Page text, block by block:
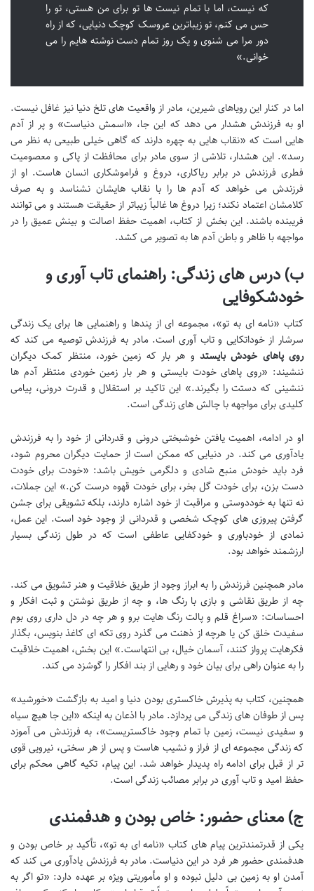
که نیست، اما با تمام نیست ها تو برای من هستی، تو را
حس می کنم، تو زیباترین عروسک کوچک دنیایی، که از راه
دور مرا می شنوی و یک روز تمام دست نوشته هایم را می
خوانی.»
اما در کنار این رویاهای شیرین، مادر از واقعیت های تلخ دنیا نیز غافل نیست.
او به فرزندش هشدار می دهد که این جا، «اسمش دنیاست» و پر از آدم
هایی است که «نقاب هایی به چهره دارند که گاهی خیلی طبیعی به نظر می
رسد». این هشدار، تلاشی از سوی مادر برای محافظت از پاکی و معصومیت
فطری فرزندش در برابر ریاکاری، دروغ و فراموشکاری انسان هاست. او از
فرزندش می خواهد که آدم ها را با نقاب هایشان نشناسد و به صرف
کلامشان اعتماد نکند؛ زیرا دروغ ها غالباً زیباتر از حقیقت هستند و می توانند
فریبنده باشند. این بخش از کتاب، اهمیت حفظ اصالت و بینش عمیق را در
مواجهه با ظاهر و باطن آدم ها به تصویر می کشد.
ب) درس های زندگی: راهنمای تاب آوری و
خودشکوفایی
کتاب «نامه ای به تو»، مجموعه ای از پندها و راهنمایی ها برای یک زندگی
سرشار از خوداتکایی و تاب آوری است. مادر به فرزندش توصیه می کند که
روی پاهای خودش بایستد و هر بار که زمین خورد، منتظر کمک دیگران
ننشیند: «روی پاهای خودت بایستی و هر بار زمین خوردی منتظر آدم ها
ننشینی که دستت را بگیرند.» این تاکید بر استقلال و قدرت درونی، پیامی
کلیدی برای مواجهه با چالش های زندگی است.
او در ادامه، اهمیت یافتن خوشبختی درونی و قدردانی از خود را به فرزندش
یادآوری می کند. در دنیایی که ممکن است از حمایت دیگران محروم شود،
فرد باید خودش منبع شادی و دلگرمی خویش باشد: «خودت برای خودت
دست بزن، برای خودت گل بخر، برای خودت قهوه درست کن.» این جملات،
نه تنها به خوددوستی و مراقبت از خود اشاره دارند، بلکه تشویقی برای جشن
گرفتن پیروزی های کوچک شخصی و قدردانی از وجود خود است. این عمل،
نمادی از خودباوری و خودکفایی عاطفی است که در طول زندگی بسیار
ارزشمند خواهد بود.
مادر همچنین فرزندش را به ابراز وجود از طریق خلاقیت و هنر تشویق می کند.
چه از طریق نقاشی و بازی با رنگ ها، و چه از طریق نوشتن و ثبت افکار و
احساسات: «سراغ قلم و پالت رنگ هایت برو و هر چه در دل داری روی بوم
سفیدت خلق کن یا هرچه از ذهنت می گذرد روی تکه ای کاغذ بنویس، بگذار
فکرهایت پرواز کنند، آسمان خیال، بی انتهاست.» این بخش، اهمیت خلاقیت
را به عنوان راهی برای بیان خود و رهایی از بند افکار را گوشزد می کند.
همچنین، کتاب به پذیرش خاکستری بودن دنیا و امید به بازگشت «خورشید»
پس از طوفان های زندگی می پردازد. مادر با اذعان به اینکه «این جا هیچ سیاه
و سفیدی نیست، زمین با تمام وجود خاکستریست»، به فرزندش می آموزد
که زندگی مجموعه ای از فراز و نشیب هاست و پس از هر سختی، نیرویی قوی
تر از قبل برای ادامه راه پدیدار خواهد شد. این پیام، تکیه گاهی محکم برای
حفظ امید و تاب آوری در برابر مصائب زندگی است.
ج) معنای حضور: خاص بودن و هدفمندی
یکی از قدرتمندترین پیام های کتاب «نامه ای به تو»، تأکید بر خاص بودن و
هدفمندی حضور هر فرد در این دنیاست. مادر به فرزندش یادآوری می کند که
آمدن او به زمین بی دلیل نبوده و او مأموریتی ویژه بر عهده دارد: «تو اگر به